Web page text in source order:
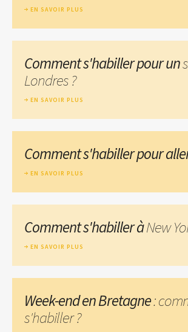
EN SAVOIR PLUS
Comment s'habiller pour un
Londres ?
EN SAVOIR PLUS
Comment s'habiller pour
EN SAVOIR PLUS
Comment s'habiller àNew
EN SAVOIR PLUS
Week-end en Bretagne:
s'habiller ?